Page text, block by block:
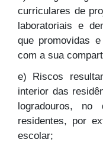
curriculares de
laboratoriais e
que promovidas
com a sua
e) Riscos
interior das
logradouros,
residentes, por
escolar;